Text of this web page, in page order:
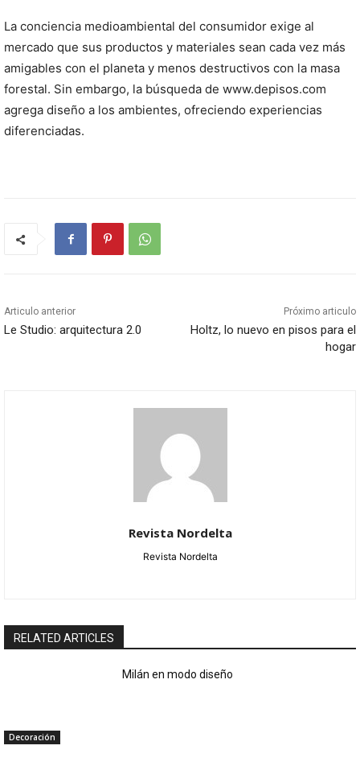
La conciencia medioambiental del consumidor exige al
mercado que sus productos y materiales sean cada vez más
amigables con el planeta y menos destructivos con la masa
forestal. Sin embargo, la búsqueda de www.depisos.com
agrega diseño a los ambientes, ofreciendo experiencias
diferenciadas.
Articulo anterior
Le Studio: arquitectura 2.0
Próximo articulo
Holtz, lo nuevo en pisos para el
hogar
Revista Nordelta
Revista Nordelta
RELATED ARTICLES
Decoración
Milán en modo diseño